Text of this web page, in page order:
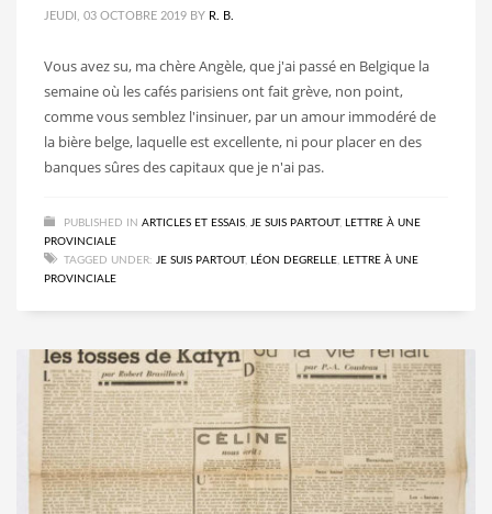
JEUDI, 03 OCTOBRE 2019 BY R. B.
Vous avez su, ma chère Angèle, que j'ai passé en Belgique la
se­maine où les cafés parisiens ont fait grève, non point,
comme vous semblez l'insinuer, par un amour immodéré de
la bière belge, la­quelle est excellente, ni pour placer en des
banques sûres des capi­taux que je n'ai pas.
PUBLISHED IN ARTICLES ET ESSAIS JE SUIS PARTOUT,
LETTRE À UNE
PROVINCIALE
TAGGED UNDER: JE SUIS PARTOUT, LÉON DEGRELLE
LETTRE À UNE
PROVINCIALE